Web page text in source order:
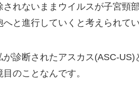
されないままウイルスが子宮頸
へと進行していくと考えられてい
が診断されたアスカス(ASC-
目のことなんです。